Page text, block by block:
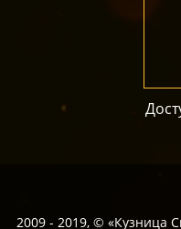
2009 - 2019, © «Кузница